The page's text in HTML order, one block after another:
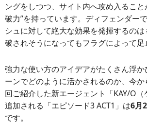
ングをしつつ、サイト内へ攻め入ること
破力”を持っています。ディフェンダー
シュに対して絶大な効果を発揮するの
破されそうになってもフラグによって足
強力な使い方のアイデアがたくさん浮
ーンでどのように活かされるのか、今
回ご紹介した新エージェント「KAY/O
追加される「エピソード3 ACT1」は6月
です。